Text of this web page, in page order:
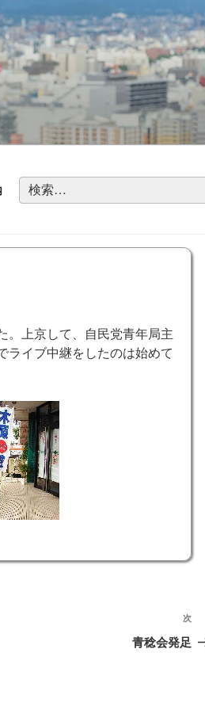
検
索:
上京して、自民党青年局主
ライブ中継をしたのは始めて
次
の
次
青稔会発足